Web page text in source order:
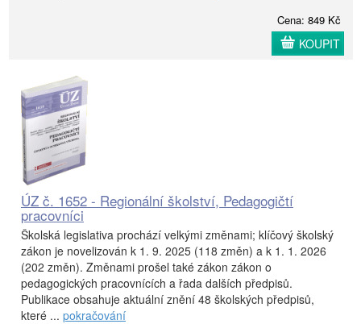
Cena: 849 Kč
KOUPIT
ÚZ č. 1652 - Regionální školství, Pedagogičtí
pracovníci
Školská legislativa prochází velkými změnami; klíčový školský
zákon je novelizován k 1. 9. 2025 (118 změn) a k 1. 1. 2026
(202 změn). Změnami prošel také zákon zákon o
pedagogických pracovnících a řada dalších předpisů.
Publikace obsahuje aktuální znění 48 školských předpisů,
které ... pokračování